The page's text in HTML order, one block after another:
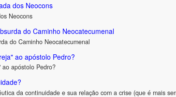
dos Neocons
Neocons
do Caminho Neocatecumenal
do Caminho Neocatecumenal
ao apóstolo Pedro?
apóstolo Pedro?
da continuidade e sua relação com a crise (que é mais